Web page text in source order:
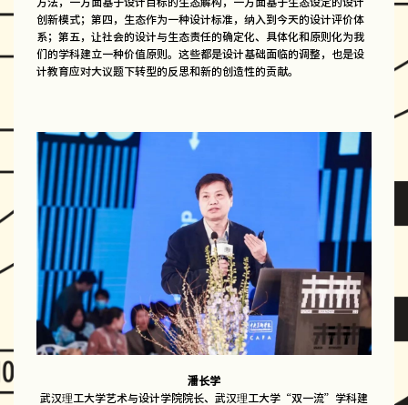
创新模式；第四，生态作为一种设计标准，纳入到今天的设计评价体
系；第五，让社会的设计与生态责任的确定化、具体化和原则化为我
们的学科建立一种价值原则。这些都是设计基础面临的调整，也是设
计教育应对大议题下转型的反思和新的创造性的贡献。
潘长学
武汉理工大学艺术与设计学院院长、武汉理工大学“双一流”学科建